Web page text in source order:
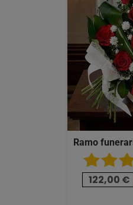
Ramo
122,00 €